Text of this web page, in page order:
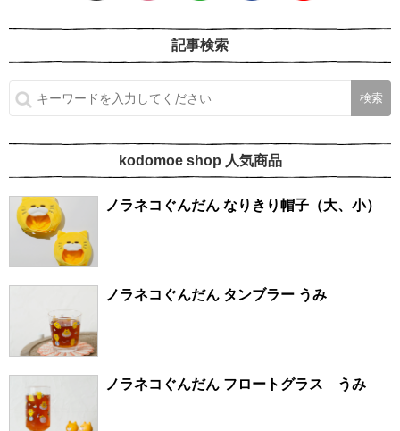
記事検索
kodomoe shop 人気商品
ノラネコぐんだん なりきり帽子（大、小）
ノラネコぐんだん タンブラー うみ
ノラネコぐんだん フロートグラス うみ